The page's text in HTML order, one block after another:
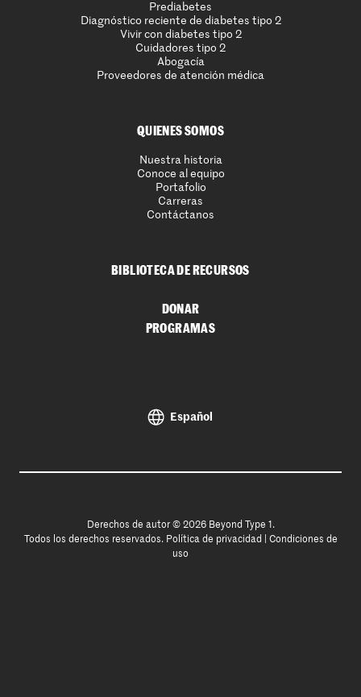
Prediabetes
Diagnóstico reciente de diabetes tipo 2
Vivir con diabetes tipo 2
Cuidadores tipo 2
Abogacía
Proveedores de atención médica
QUIENES SOMOS
Nuestra historia
Conoce al equipo
Portafolio
Carreras
Contáctanos
BIBLIOTECA DE RECURSOS
DONAR
PROGRAMAS
Español
Derechos de autor © 2026 Beyond Type 1.
Todos los derechos reservados. Política de privacidad
Condiciones de
uso